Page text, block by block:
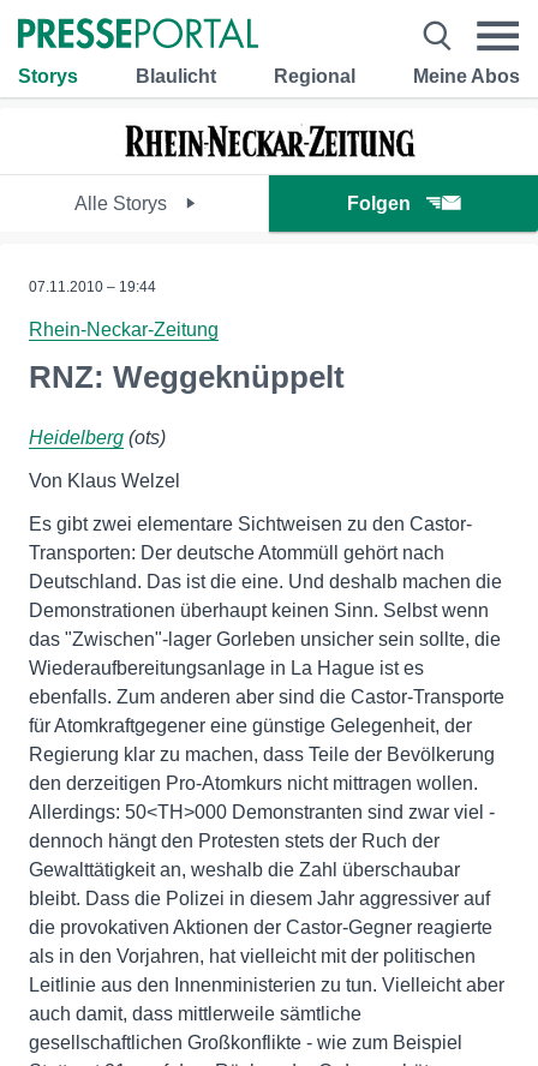
Storys Blaulicht Regional Meine Abos
Alle Storys Folgen
07.11.2010 – 19:44
Rhein-Neckar-Zeitung
RNZ: Weggeknüppelt
Heidelberg (ots)
Von Klaus Welzel
Es gibt zwei elementare Sichtweisen zu den Castor-
Transporten: Der deutsche Atommüll gehört nach
Deutschland. Das ist die eine. Und deshalb machen die
Demonstrationen überhaupt keinen Sinn. Selbst wenn
das "Zwischen"-lager Gorleben unsicher sein sollte, die
Wiederaufbereitungsanlage in La Hague ist es
ebenfalls. Zum anderen aber sind die Castor-Transporte
für Atomkraftgegener eine günstige Gelegenheit, der
Regierung klar zu machen, dass Teile der Bevölkerung
den derzeitigen Pro-Atomkurs nicht mittragen wollen.
Allerdings: 50<TH>000 Demonstranten sind zwar viel -
dennoch hängt den Protesten stets der Ruch der
Gewalttätigkeit an, weshalb die Zahl überschaubar
bleibt. Dass die Polizei in diesem Jahr aggressiver auf
die provokativen Aktionen der Castor-Gegner reagierte
als in den Vorjahren, hat vielleicht mit der politischen
Leitlinie aus den Innenministerien zu tun. Vielleicht aber
auch damit, dass mittlerweile sämtliche
gesellschaftlichen Großkonflikte - wie zum Beispiel